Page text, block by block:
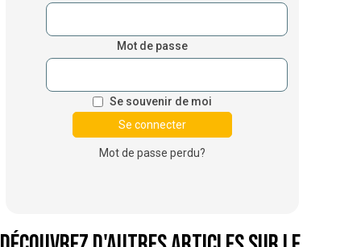
Mot de passe
Se souvenir de moi
Mot de passe perdu?